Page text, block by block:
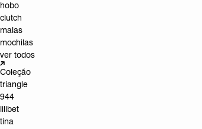
hobo
clutch
malas
mochilas
ver todos
Coleção
triangle
944
lilibet
tina